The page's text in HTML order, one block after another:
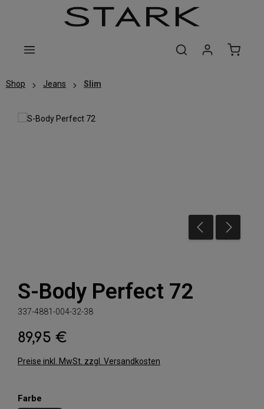
Zum Hauptinhalt springen
Shop Jeans Slim
S-Body Perfect 72
337-4881-004-32-38
Regulärer Preis:
89,95 €
Preise inkl. MwSt. zzgl. Versandkosten
Farbe